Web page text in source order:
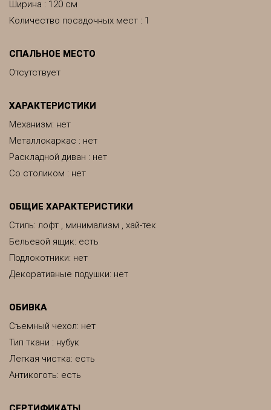
Ширина : 120 см
Количество посадочных мест : 1
СПАЛЬНОЕ МЕСТО
Отсутствует
ХАРАКТЕРИСТИКИ
Механизм: нет
Металлокаркас : нет
Раскладной диван : нет
Со столиком : нет
ОБЩИЕ ХАРАКТЕРИСТИКИ
Стиль: лофт , минимализм , хай-тек
Бельевой ящик: есть
Подлокотники: нет
Декоративные подушки: нет
ОБИВКА
Съемный чехол: нет
Тип ткани : нубук
Легкая чистка: есть
Антикоготь: есть